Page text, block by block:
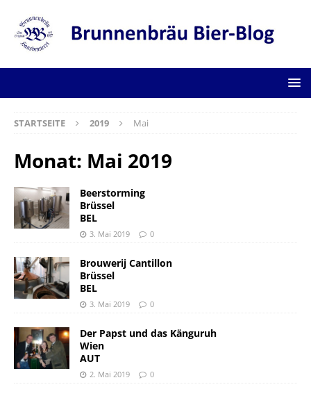
STARTSEITE 2019 Mai
Monat: Mai 2019
Beerstorming
Brüssel
BEL
3. Mai 2019 0
Brouwerij Cantillon
Brüssel
BEL
3. Mai 2019 0
Der Papst und das Känguruh
Wien
AUT
2. Mai 2019 0